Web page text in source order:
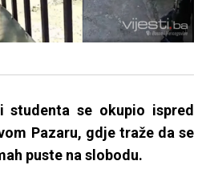
studenta se okupio ispred
Pazaru, gdje traže da se
puste na slobodu.